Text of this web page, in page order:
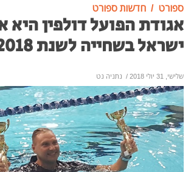
ספורט חדשות ספורט
אגודת הפועל דולפין היא
ישראל בשחייה לשנת 2018
שלישי, 31 יולי 2018 / נתניה נט